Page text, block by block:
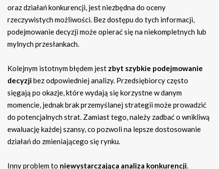
oraz działań konkurencji, jest niezbędna do oceny
rzeczywistych możliwości. Bez dostępu do tych informacji,
podejmowanie decyzji może opierać się na niekompletnych lub
mylnych przesłankach.
Kolejnym istotnym błędem jest zbyt szybkie podejmowanie
decyzjibez odpowiedniej analizy. Przedsiębiorcy często
sięgają po okazje, które wydają się korzystne w danym
momencie, jednak brak przemyślanej strategii może prowadzić
do potencjalnych strat. Zamiast tego, należy zadbać o wnikliwą
ewaluację każdej szansy, co pozwoli na lepsze dostosowanie
działań do zmieniającego się rynku.
Inny problem to niewystarczająca analiza konkurencji.